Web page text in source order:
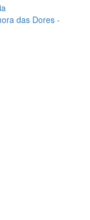
das Dores -